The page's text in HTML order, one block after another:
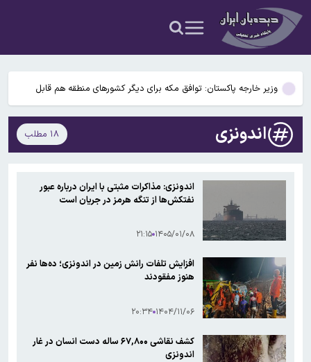
می‌شود
آملی‌ لاریجانی: ایران به هیچ قیمتی از تنگه هرمز عقب‌نشینی نخواهد کرد
اعطای زمین ۲۰۰ متری به خانواده‌های دارای ۳ فرزند و بیشتر/ ۱۴ میلیون
مجرد در کشور داریم
وزیر خارجه پاکستان: توافق مکه برای دیگر کشورهای منطقه هم قابل
استفاده است
رکوردشکنی قیمت طلا و ارز؛ سکه طرح جدید به ۱۸۶ میلیون تومان رسید
تصاویر حضور آیت الله مجتبی خامنه‌ای در جلسات با فرماندهان منتشر
آملی‌ لاریجانی: ایران به هیچ قیمتی از تنگه هرمز عقب‌نشینی نخواهد کرد
مجرد در کشور داریم
اندونزی ۱۸ مطلب
اندونزی: مذاکرات مثبتی با ایران درباره عبور
نفتکش‌ها از تنگه هرمز در جریان است
۱۴۰۵/۰۱/۰۸ ۲۱:۱۵
افزایش تلفات رانش زمین در اندونزی؛ ده‌ها نفر
هنوز مفقودند
۱۴۰۴/۱۱/۰۶ ۲۰:۳۴
کشف نقاشی ۶۷,۸۰۰ ساله دست انسان در غار
اندونزی